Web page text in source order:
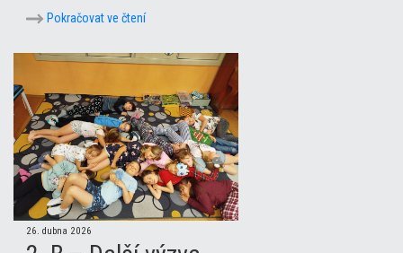
Pokračovat ve čtení
26. dubna 2026